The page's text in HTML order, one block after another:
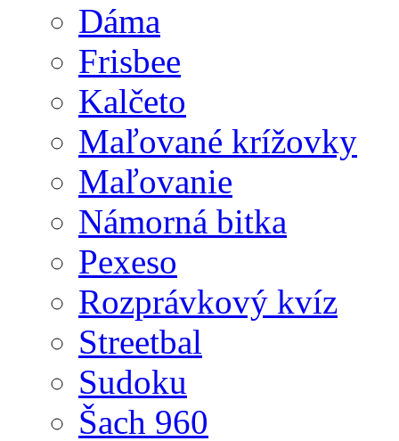
Dáma
Frisbee
Kalčeto
Maľované krížovky
Maľovanie
Námorná bitka
Pexeso
Rozprávkový kvíz
Streetbal
Sudoku
Šach 960